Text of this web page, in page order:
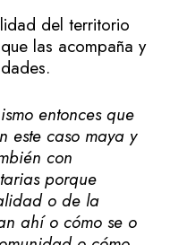
del territorio
las acompaña y
entonces que
este caso maya y
con
porque
o de la
ahí o cómo se o